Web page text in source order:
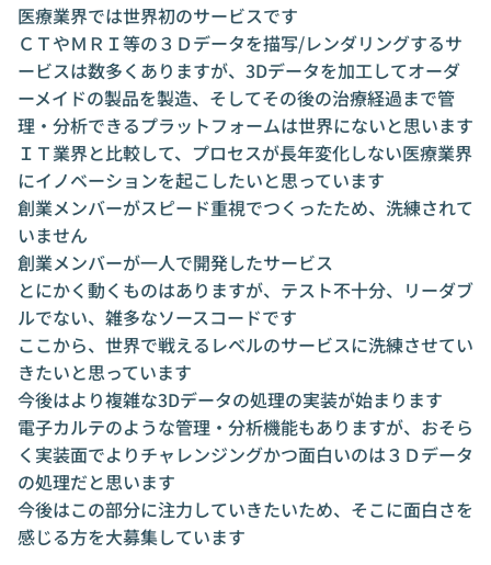
医療業界では世界初のサービスです
ＣＴやＭＲＩ等の３Ｄデータを描写/レンダリングするサ
ービスは数多くありますが、3Dデータを加工してオーダ
ーメイドの製品を製造、そしてその後の治療経過まで管
理・分析できるプラットフォームは世界にないと思います
ＩＴ業界と比較して、プロセスが長年変化しない医療業界
にイノベーションを起こしたいと思っています
創業メンバーがスピード重視でつくったため、洗練されて
いません
創業メンバーが一人で開発したサービス
とにかく動くものはありますが、テスト不十分、リーダブ
ルでない、雑多なソースコードです
ここから、世界で戦えるレベルのサービスに洗練させてい
きたいと思っています
今後はより複雑な3Dデータの処理の実装が始まります
電子カルテのような管理・分析機能もありますが、おそら
く実装面でよりチャレンジングかつ面白いのは３Ｄデータ
の処理だと思います
今後はこの部分に注力していきたいため、そこに面白さを
感じる方を大募集しています